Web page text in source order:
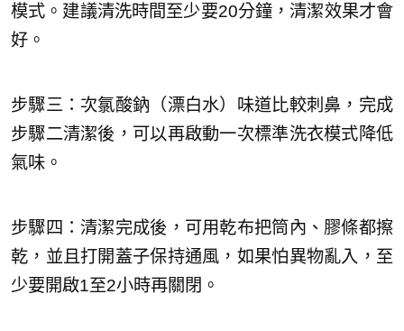
模式。建議清洗時間至少要20分鐘，清潔效果才會
好。
步驟三：次氯酸鈉（漂白水）味道比較刺鼻，完成
步驟二清潔後，可以再啟動一次標準洗衣模式降低
氣味。
步驟四：清潔完成後，可用乾布把筒內、膠條都擦
乾，並且打開蓋子保持通風，如果怕異物亂入，至
少要開啟1至2小時再關閉。